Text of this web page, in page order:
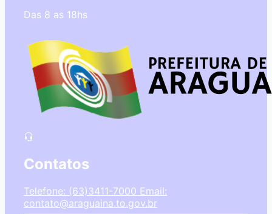
Das 8 as 18hs
Contatos
Telefone: (63)3411-7000 Email:
contato@araguaina.to.gov.br